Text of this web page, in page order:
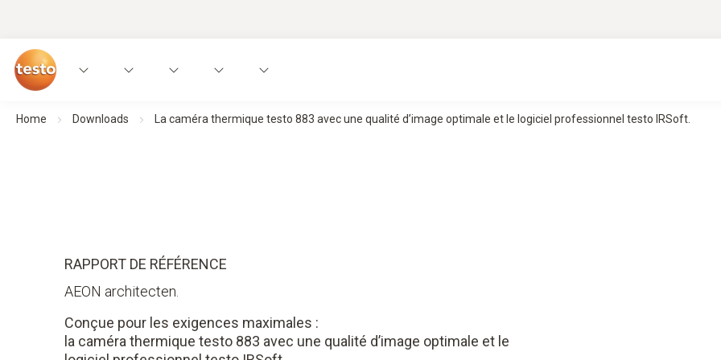
Home Downloads La caméra thermique testo 883 avec une qualité d’image optimale et le logiciel professionnel testo IRSoft.
RAPPORT DE RÉFÉRENCE
AEON architecten.
Conçue pour les exigences maximales :
la caméra thermique testo 883 avec une qualité d’image optimale et le